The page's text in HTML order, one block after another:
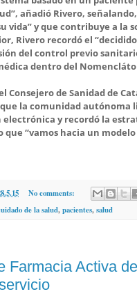
añadió Rivero,
vida” y que contribuye a la
Rivero recordó el
del control previo
dentro del
Consejero de Sanidad de
la comunidad autónoma
y recordó la
que “vamos hacia un
No comments:
de la salud,pacientes,salud
Farmacia Activa